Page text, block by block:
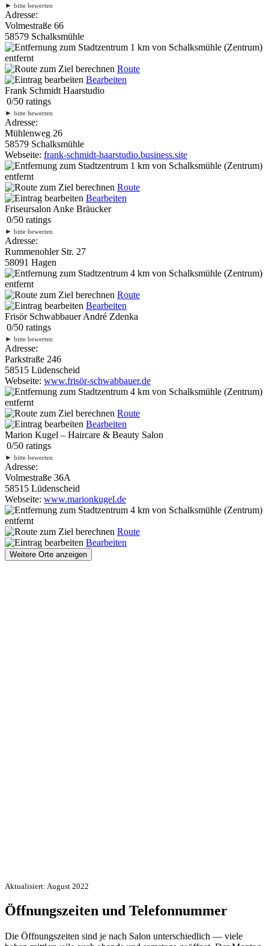
► bitte bewerten
Adresse:
Volmestraße 66
58579 Schalksmühle
1 km von Schalksmühle (Zentrum)
entfernt
Route
Bearbeiten
Frank Schmidt Haarstudio
0/50 ratings
► bitte bewerten
Adresse:
Mühlenweg 26
58579 Schalksmühle
Webseite: frank-schmidt-haarstudio.business.site
1 km von Schalksmühle (Zentrum)
entfernt
Route
Bearbeiten
Friseursalon Anke Bräucker
0/50 ratings
► bitte bewerten
Adresse:
Rummenohler Str. 27
58091 Hagen
4 km von Schalksmühle (Zentrum)
entfernt
Route
Bearbeiten
Frisör Schwabbauer André Zdenka
0/50 ratings
► bitte bewerten
Adresse:
Parkstraße 246
58515 Lüdenscheid
Webseite: www.frisör-schwabbauer.de
4 km von Schalksmühle (Zentrum)
entfernt
Route
Bearbeiten
Marion Kugel – Haircare & Beauty Salon
0/50 ratings
► bitte bewerten
Adresse:
Volmestraße 36A
58515 Lüdenscheid
Webseite: www.marionkugel.de
4 km von Schalksmühle (Zentrum)
entfernt
Route
Bearbeiten
Weitere Orte anzeigen
Aktualisiert: August 2022
Öffnungszeiten und Telefonnummer
Die Öffnungszeiten sind je nach Salon unterschiedlich — viele